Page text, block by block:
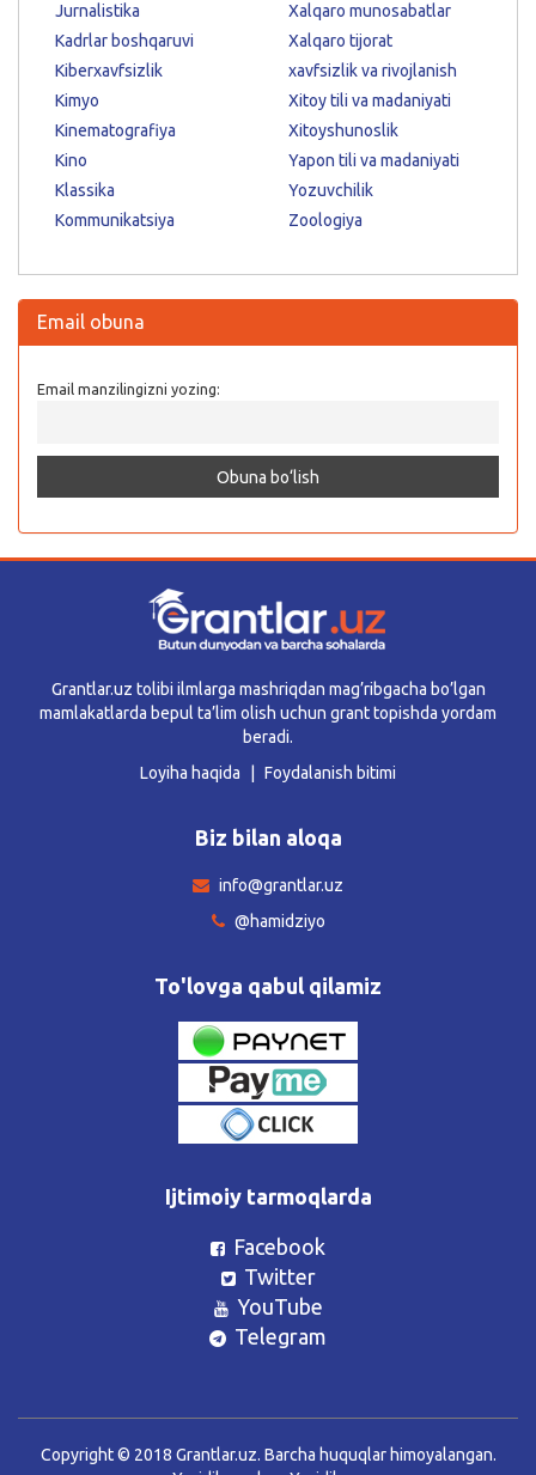
Jurnalistika
Kadrlar boshqaruvi
Kiberxavfsizlik
Kimyo
Kinematografiya
Kino
Klassika
Kommunikatsiya
Xalqaro munosabatlar
Xalqaro tijorat
xavfsizlik va rivojlanish
Xitoy tili va madaniyati
Xitoyshunoslik
Yapon tili va madaniyati
Yozuvchilik
Zoologiya
Email obuna
Email manzilingizni yozing:
Grantlar.uz tolibi ilmlarga mashriqdan mag’ribgacha bo’lgan
mamlakatlarda bepul ta’lim olish uchun grant topishda yordam
beradi.
Loyiha haqida
Foydalanish bitimi
Biz bilan aloqa
info@grantlar.uz
@hamidziyo
To'lovga qabul qilamiz
Ijtimoiy tarmoqlarda
Facebook
Twitter
YouTube
Telegram
Copyright © 2018 Grantlar.uz. Barcha huquqlar himoyalangan.